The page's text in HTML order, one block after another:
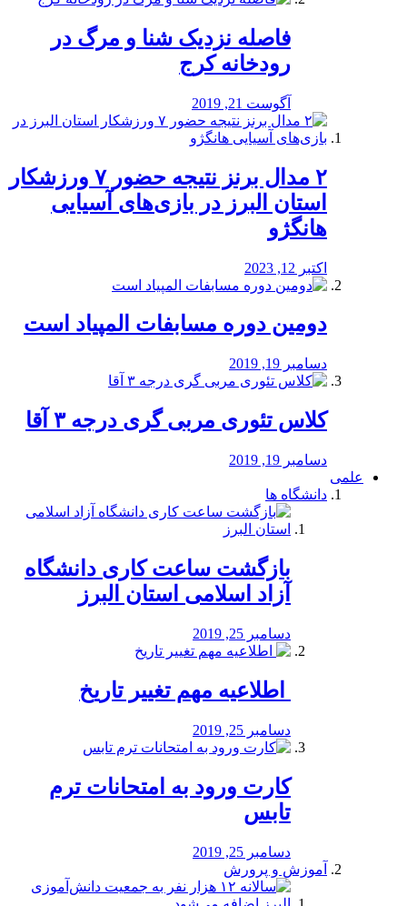
️فاصله نزدیک شنا و مرگ در
رودخانه کرج
آگوست 21, 2019
۲ مدال برنز نتیجه حضور ۷ ورزشکار
استان البرز در بازی‌های آسیایی
هانگژو
اکتبر 12, 2023
دومین دوره مسابفات المپیاد است
دسامبر 19, 2019
کلاس تئوری مربی گری درجه ۳ آقا
دسامبر 19, 2019
علمی
دانشگاه ها
بازگشت ساعت کاری دانشگاه
آزاد اسلامی استان البرز
دسامبر 25, 2019
️ اطلاعیه مهم تغییر تاریخ
دسامبر 25, 2019
کارت ورود به امتحانات ترم
تابس
دسامبر 25, 2019
آموزش و پرورش